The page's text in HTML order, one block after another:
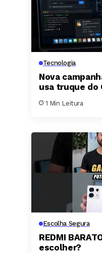
Tecnologia
Nova
usa truque do
criptomoedas
1 Min Leitura
Escolha Segura
REDMI
escolher?